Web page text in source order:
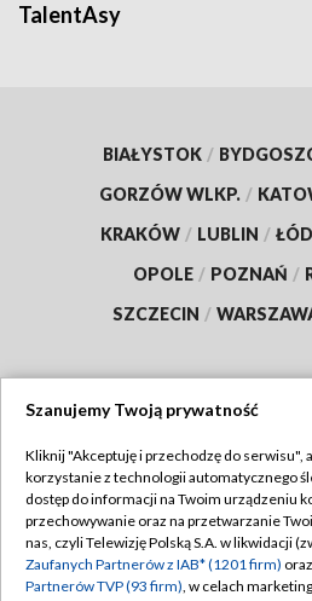
TalentAsy
BIAŁYSTOK /
GORZÓW WLKP. /
KRAKÓW / LUBLIN /
OPOLE / POZNAŃ /
SZCZECIN /
TVP
Abonament TVP
Emisja w TVP
Regulamin
Polityka
Szanujemy Twoją prywatność
Kliknij "Akceptuję i przechodzę do serwisu",
korzystanie z technologii automatycznego
dostęp do informacji na Twoim urządzeniu
przechowywanie oraz na przetwarzanie
nas, czyli Telewizję Polską S.A. w likwidacji
Zaufanych Partnerów z IAB* (1201 firm)
Partnerów TVP (93 firm), w celach